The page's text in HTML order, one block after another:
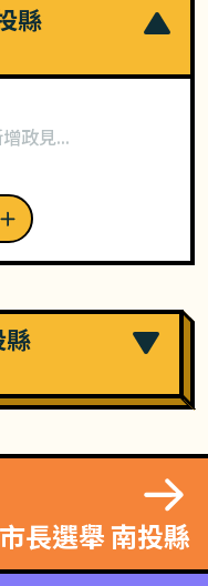
縣
政見...
縣
長選舉 南投縣